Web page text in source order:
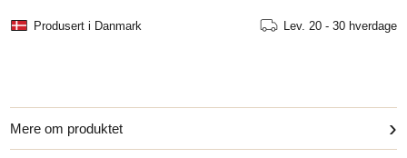
Produsert i Danmark Lev. 20 - 30 hverdage
Mere om produktet ›